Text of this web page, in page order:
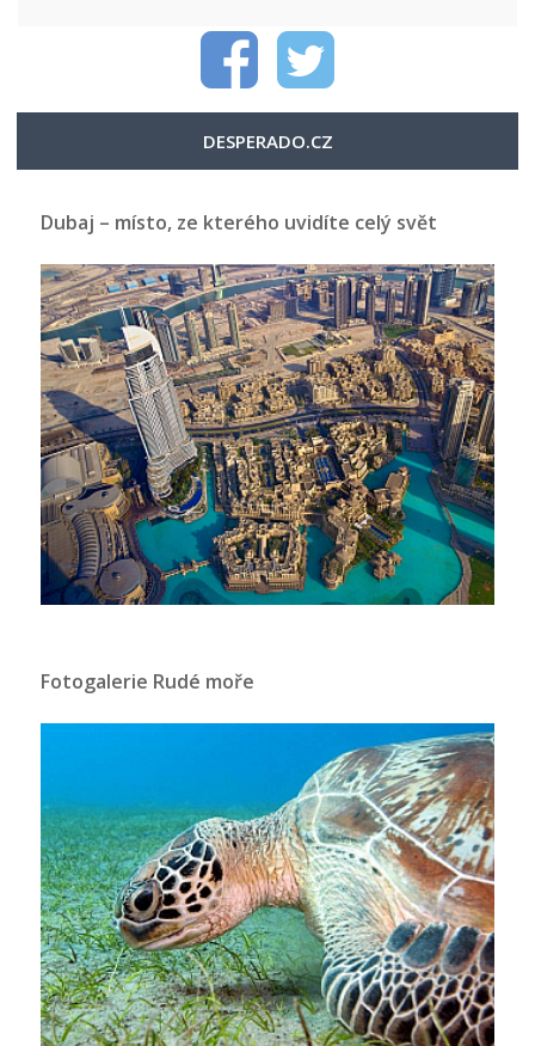
DESPERADO.CZ
Dubaj – místo, ze kterého uvidíte celý svět
Fotogalerie Rudé moře